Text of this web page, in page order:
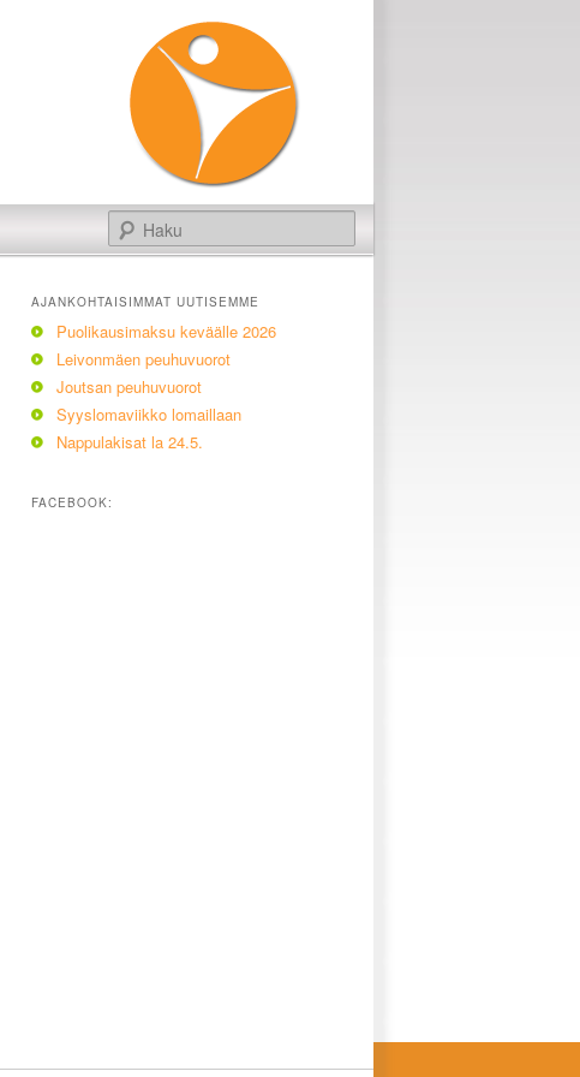
AJANKOHTAISIMMAT UUTISEMME
Puolikausimaksu keväälle 2026
Leivonmäen peuhuvuorot
Joutsan peuhuvuorot
Syyslomaviikko lomaillaan
Nappulakisat la 24.5.
FACEBOOK: